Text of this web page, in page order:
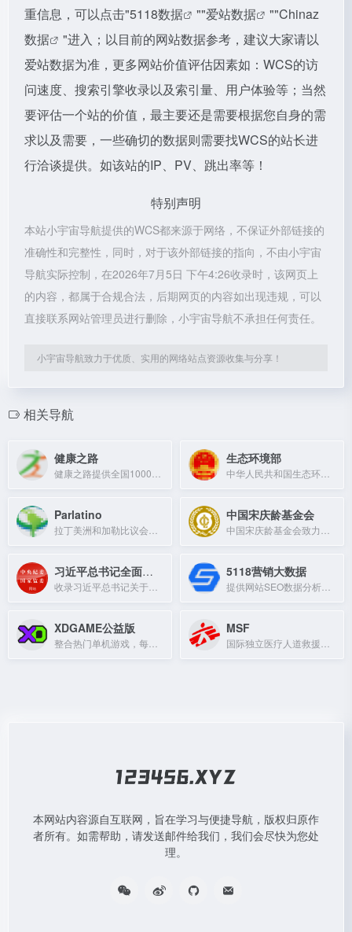
重信息，可以点击"5118数据 ""爱站数据 ""Chinaz
数据
"进入；以目前的网站数据参考，建议大家请以
爱站数据为准，更多网站价值评估因素如：WCS的访
问速度、搜索引擎收录以及索引量、用户体验等；当然
要评估一个站的价值，最主要还是需要根据您自身的需
求以及需要，一些确切的数据则需要找WCS的站长进
行洽谈提供。如该站的IP、PV、跳出率等！
特别声明
本站小宇宙导航提供的WCS都来源于网络，不保证外部链接的
准确性和完整性，同时，对于该外部链接的指向，不由小宇宙
导航实际控制，在2026年7月5日 下午4:26收录时，该网页上
的内容，都属于合规合法，后期网页的内容如出现违规，可以
直接联系网站管理员进行删除，小宇宙导航不承担任何责任。
小宇宙导航致力于优质、实用的网络站点资源收集与分享！
相关导航
健康之路 生态环境部
Parlatino 中国宋庆龄基金会
习近平总书记全面从严治党重要论述数据库 5118营销大数据
XDGAME公益版 MSF
本网站内容源自互联网，旨在学习与便捷导航，版权归原作
者所有。如需帮助，请发送邮件给我们，我们会尽快为您处
理。